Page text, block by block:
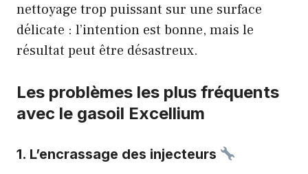
nettoyage trop puissant sur une surface
délicate : l’intention est bonne, mais le
résultat peut être désastreux.
Les problèmes les plus fréquents
avec le gasoil Excellium
1. L’encrassage des injecteurs